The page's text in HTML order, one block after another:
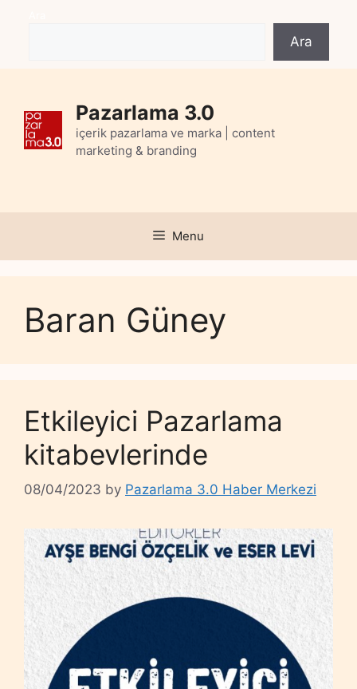
Ara
Pazarlama 3.0
içerik pazarlama ve marka | content
marketing & branding
Menu
Baran Güney
Etkileyici Pazarlama
kitabevlerinde
08/04/2023 by Pazarlama 3.0 Haber Merkezi